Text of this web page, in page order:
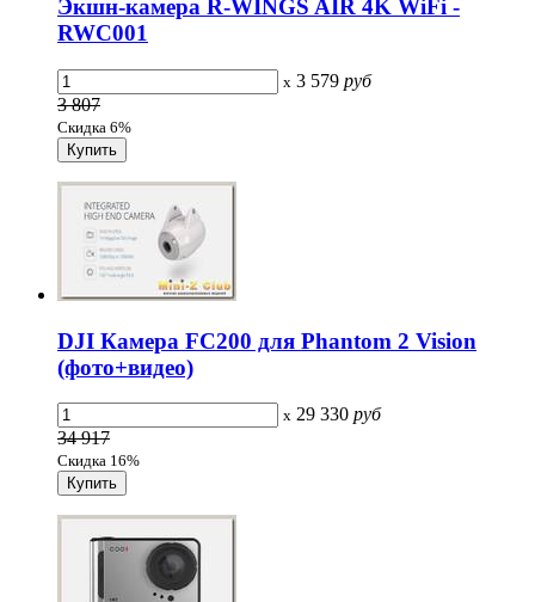
Экшн-камера R-WINGS AIR 4K WiFi -
RWC001
x 3 579 руб
3 807
Скидка 6%
DJI Камера FC200 для Phantom 2 Vision
(фото+видео)
x 29 330 руб
34 917
Скидка 16%